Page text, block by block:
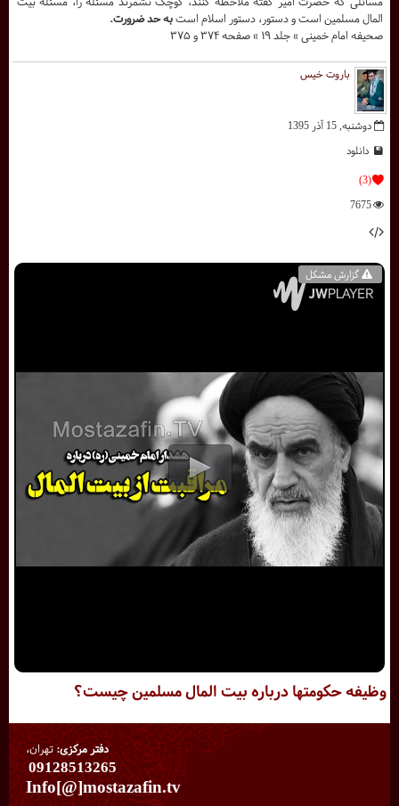
وظیفه حکومتها درباره بیت المال مسلمین چیست؟
گزارش مشکل
باروت خیس
دوشنبه, 15 آذر 1395
دانلود
(3)
7675
المال مسلمین است و دستور، دستور اسلام استبه حد ضرورت.
صحیفه امام خمینی » جلد ۱۹ » صفحه ۳۷۴ و ۳۷۵
دفتر مرکزی:تهران،
09128513265
Info[@]mostazafin.tv